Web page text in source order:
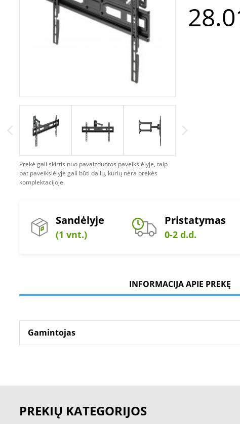
Prekė gali skirtis nuo pavaizduotos paveikslėlyje, taip
pat paveikslėlyje gali būti dalių, kurių nėra prekės
komplektacijoje.
Sandėlyje
(1 vnt.)
Pristatymas
0-2 d.d.
INFORMACIJA APIE PREKĘ
Gamintojas
PREKIŲ KATEGORIJOS